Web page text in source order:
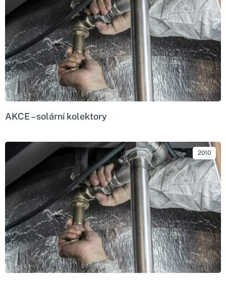
AKCE – solární kolektory
2010